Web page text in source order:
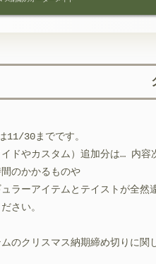
11/30までです。
イドやカスタム）追加分は…内容
のかかるものや
ラーアイテムとテイストが全
さい。
のクリスマス納期締め切りに関